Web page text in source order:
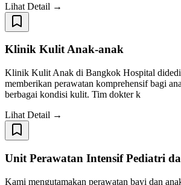
Lihat Detail →
Klinik Kulit Anak-anak
Klinik Kulit Anak di Bangkok Hospital
memberikan perawatan komprehensif bagi
berbagai kondisi kulit. Tim dokter k
Lihat Detail →
Unit Perawatan Intensif Pediatri
Kami mengutamakan perawatan bayi dan